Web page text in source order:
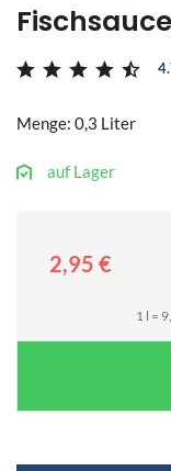
Menge: 0,3 Liter
auf Lager
2,95 €
1 l =